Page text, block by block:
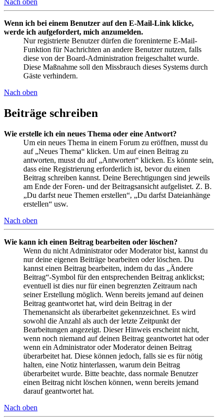
Nach oben
Wenn ich bei einem Benutzer auf den E-Mail-Link klicke,
werde ich aufgefordert, mich anzumelden.
Nur registrierte Benutzer dürfen die foreninterne E-Mail-
Funktion für Nachrichten an andere Benutzer nutzen, falls
diese von der Board-Administration freigeschaltet wurde.
Diese Maßnahme soll den Missbrauch dieses Systems durch
Gäste verhindern.
Nach oben
Beiträge schreiben
Wie erstelle ich ein neues Thema oder eine Antwort?
Um ein neues Thema in einem Forum zu eröffnen, musst du
auf „Neues Thema“ klicken. Um auf einen Beitrag zu
antworten, musst du auf „Antworten“ klicken. Es könnte sein,
dass eine Registrierung erforderlich ist, bevor du einen
Beitrag schreiben kannst. Deine Berechtigungen sind jeweils
am Ende der Foren- und der Beitragsansicht aufgelistet. Z. B.
„Du darfst neue Themen erstellen“, „Du darfst Dateianhänge
erstellen“ usw.
Nach oben
Wie kann ich einen Beitrag bearbeiten oder löschen?
Wenn du nicht Administrator oder Moderator bist, kannst du
nur deine eigenen Beiträge bearbeiten oder löschen. Du
kannst einen Beitrag bearbeiten, indem du das „Ändere
Beitrag“-Symbol für den entsprechenden Beitrag anklickst;
eventuell ist dies nur für einen begrenzten Zeitraum nach
seiner Erstellung möglich. Wenn bereits jemand auf deinen
Beitrag geantwortet hat, wird dein Beitrag in der
Themenansicht als überarbeitet gekennzeichnet. Es wird
sowohl die Anzahl als auch der letzte Zeitpunkt der
Bearbeitungen angezeigt. Dieser Hinweis erscheint nicht,
wenn noch niemand auf deinen Beitrag geantwortet hat oder
wenn ein Administrator oder Moderator deinen Beitrag
überarbeitet hat. Diese können jedoch, falls sie es für nötig
halten, eine Notiz hinterlassen, warum dein Beitrag
überarbeitet wurde. Bitte beachte, dass normale Benutzer
einen Beitrag nicht löschen können, wenn bereits jemand
darauf geantwortet hat.
Nach oben